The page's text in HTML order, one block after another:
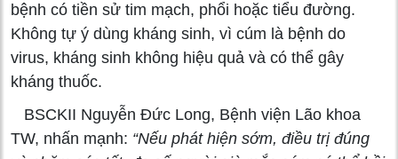
bệnh có tiền sử tim mạch, phổi hoặc tiểu đường.
Không tự ý dùng kháng sinh, vì cúm là bệnh do
virus, kháng sinh không hiệu quả và có thể gây
kháng thuốc.
BSCKII Nguyễn Đức Long, Bệnh viện Lão khoa
TW, nhấn mạnh: “Nếu phát hiện sớm, điều trị đúng